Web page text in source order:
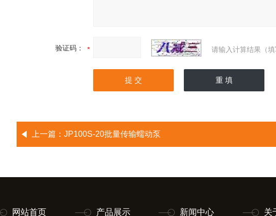
验证码： 请输入计算结果（
上一篇： JP100S-20批量传输蠕动泵
网站首页 产品展示 新闻中心 关